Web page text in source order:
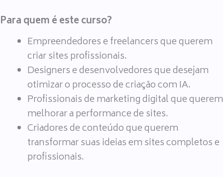
Para quem é este curso?
Empreendedores e freelancers que querem
criar sites profissionais.
Designers e desenvolvedores que desejam
otimizar o processo de criação com IA.
Profissionais de marketing digital que querem
melhorar a performance de sites.
Criadores de conteúdo que querem
transformar suas ideias em sites completos e
profissionais.